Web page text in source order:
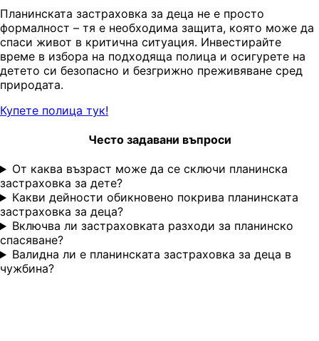
Планинската застраховка за деца не е просто
формалност – тя е необходима защита, която може да
спаси живот в критична ситуация. Инвестирайте
време в избора на подходяща полица и осигурете на
детето си безопасно и безгрижно преживяване сред
природата.
Купете полица тук!
Често задавани въпроси
От каква възраст може да се сключи планинска
застраховка за дете?
Какви дейности обикновено покрива планинската
застраховка за деца?
Включва ли застраховката разходи за планинско
спасяване?
Валидна ли е планинската застраховка за деца в
чужбина?